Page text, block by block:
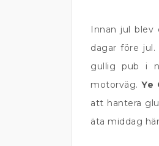
Innan jul blev
dagar före
gullig pub i
motorväg.Ye
att hantera
äta middag